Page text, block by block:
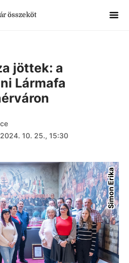
összeköt
jöttek: a
Lármafa
2024. 10. 25., 15:30
Simon Erika